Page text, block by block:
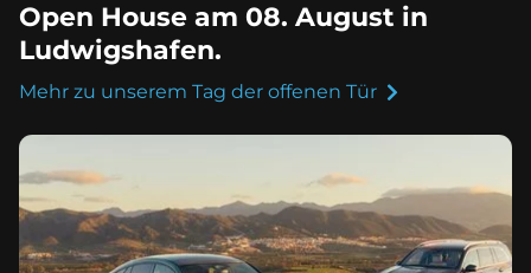
Open House am 08. August in
Ludwigshafen.
Mehr zu unserem Tag der offenen Tür